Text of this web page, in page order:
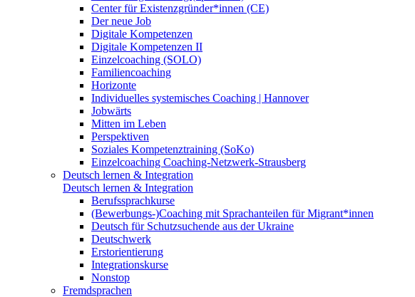
Center für Existenzgründer*innen (CE)
Der neue Job
Digitale Kompetenzen
Digitale Kompetenzen II
Einzelcoaching (SOLO)
Familiencoaching
Horizonte
Individuelles systemisches Coaching | Hannover
Jobwärts
Mitten im Leben
Perspektiven
Soziales Kompetenztraining (SoKo)
Einzelcoaching Coaching-Netzwerk-Strausberg
Deutsch lernen & Integration
Deutsch lernen & Integration
Berufssprachkurse
(Bewerbungs-)Coaching mit Sprachanteilen für Migrant*innen
Deutsch für Schutzsuchende aus der Ukraine
Deutschwerk
Erstorientierung
Integrationskurse
Nonstop
Fremdsprachen